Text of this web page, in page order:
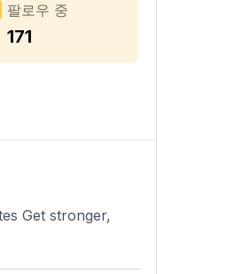
팔로우 중
171
Get stronger,